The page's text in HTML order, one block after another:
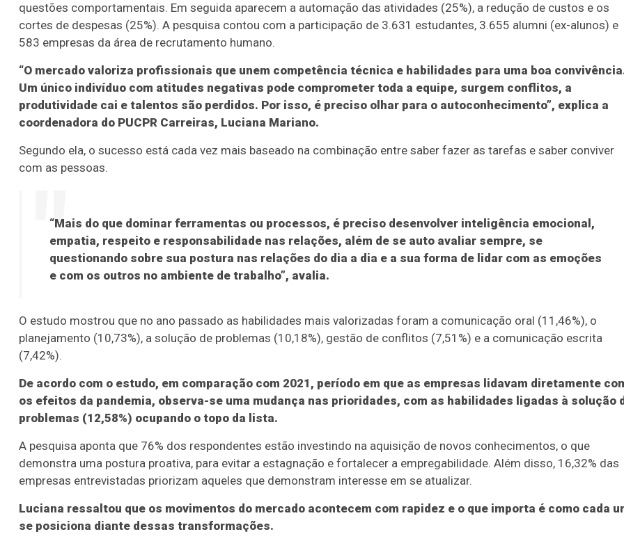
questões comportamentais. Em seguida aparecem a automação das atividades (25%), a redução de custos e os
cortes de despesas (25%). A pesquisa contou com a participação de 3.631 estudantes, 3.655 alumni (ex-alunos) e
583 empresas da área de recrutamento humano.
“O mercado valoriza profissionais que unem competência técnica e habilidades para uma boa
Um único indivíduo com atitudes negativas pode comprometer toda a equipe, surgem conflitos, a
produtividade cai e talentos são perdidos. Por isso, é preciso olhar para o autoconhecimento”, explica a
coordenadora do PUCPR Carreiras, Luciana Mariano.
Segundo ela, o sucesso está cada vez mais baseado na combinação entre saber fazer as tarefas e saber conviver
com as pessoas.
“Mais do que dominar ferramentas ou processos, é preciso desenvolver inteligência emocional,
empatia, respeito e responsabilidade nas relações, além de se auto avaliar sempre, se
questionando sobre sua postura nas relações do dia a dia e a sua forma de lidar com as emoções
e com os outros no ambiente de trabalho”, avalia.
O estudo mostrou que no ano passado as habilidades mais valorizadas foram a comunicação oral (11,46%), o
planejamento (10,73%), a solução de problemas (10,18%), gestão de conflitos (7,51%) e a comunicação escrita
(7,42%).
De acordo com o estudo, em comparação com 2021, período em que as empresas lidavam diretamente
os efeitos da pandemia, observa-se uma mudança nas prioridades, com as habilidades ligadas à solução
problemas (12,58%) ocupando o topo da lista.
A pesquisa aponta que 76% dos respondentes estão investindo na aquisição de novos conhecimentos, o que
demonstra uma postura proativa, para evitar a estagnação e fortalecer a empregabilidade. Além disso, 16,32% das
empresas entrevistadas priorizam aqueles que demonstram interesse em se atualizar.
Luciana ressaltou que os movimentos do mercado acontecem com rapidez e o que importa é como cada
se posiciona diante dessas transformações.